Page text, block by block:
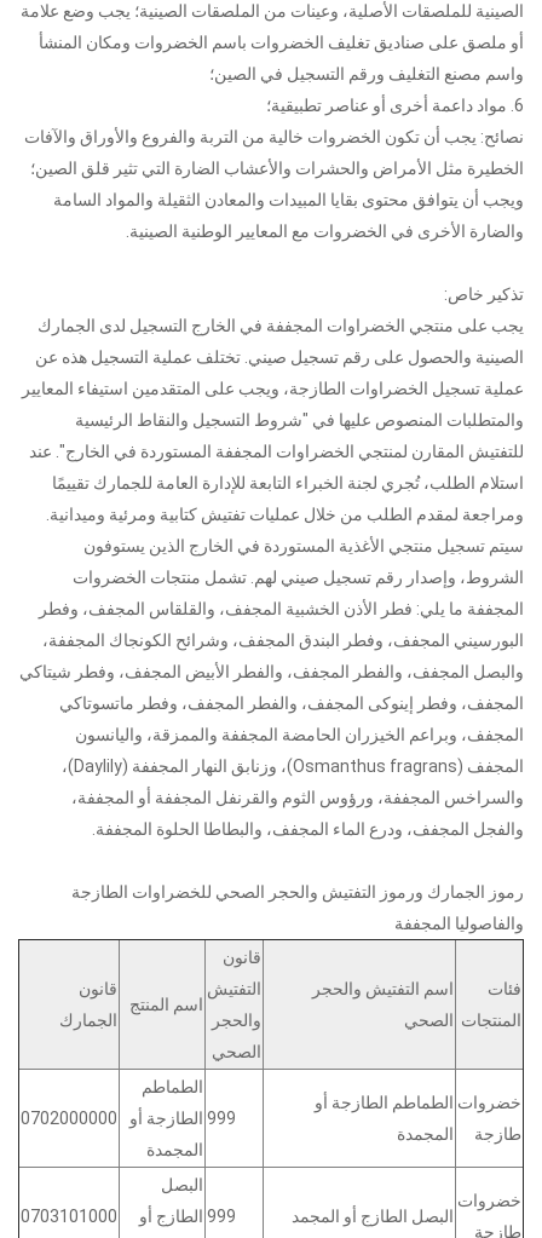
الصينية للملصقات الأصلية، وعينات من الملصقات الصينية؛ يجب وضع علامة
أو ملصق على صناديق تغليف الخضروات باسم الخضروات ومكان المنشأ
واسم مصنع التغليف ورقم التسجيل في الصين؛
6. مواد داعمة أخرى أو عناصر تطبيقية؛
نصائح: يجب أن تكون الخضروات خالية من التربة والفروع والأوراق والآفات
الخطيرة مثل الأمراض والحشرات والأعشاب الضارة التي تثير قلق الصين؛
ويجب أن يتوافق محتوى بقايا المبيدات والمعادن الثقيلة والمواد السامة
والضارة الأخرى في الخضروات مع المعايير الوطنية الصينية.
تذكير خاص:
يجب على منتجي الخضراوات المجففة في الخارج التسجيل لدى الجمارك
الصينية والحصول على رقم تسجيل صيني. تختلف عملية التسجيل هذه عن
عملية تسجيل الخضراوات الطازجة، ويجب على المتقدمين استيفاء المعايير
والمتطلبات المنصوص عليها في "شروط التسجيل والنقاط الرئيسية
للتفتيش المقارن لمنتجي الخضراوات المجففة المستوردة في الخارج". عند
استلام الطلب، تُجري لجنة الخبراء التابعة للإدارة العامة للجمارك تقييمًا
ومراجعة لمقدم الطلب من خلال عمليات تفتيش كتابية ومرئية وميدانية.
سيتم تسجيل منتجي الأغذية المستوردة في الخارج الذين يستوفون
الشروط، وإصدار رقم تسجيل صيني لهم. تشمل منتجات الخضروات
المجففة ما يلي: فطر الأذن الخشبية المجفف، والقلقاس المجفف، وفطر
البورسيني المجفف، وفطر البندق المجفف، وشرائح الكونجاك المجففة،
والبصل المجفف، والفطر المجفف، والفطر الأبيض المجفف، وفطر شيتاكي
المجفف، وفطر إينوكى المجفف، والفطر المجفف، وفطر ماتسوتاكي
المجفف، وبراعم الخيزران الحامضة المجففة والممزقة، واليانسون
المجفف (Osmanthus fragrans)، وزنابق النهار المجففة (Daylily)،
والسراخس المجففة، ورؤوس الثوم والقرنفل المجففة أو المجففة،
والفجل المجفف، ودرع الماء المجفف، والبطاطا الحلوة المجففة.
رموز الجمارك ورموز التفتيش والحجر الصحي للخضراوات الطازجة
والفاصوليا المجففة
قانون
الجمارك
اسم المنتج
قانون
التفتيش
والحجر
الصحي
اسم التفتيش والحجر
الصحي
فئات
المنتجات
0702000000
الطماطم
الطازجة أو
المجمدة
999
الطماطم الطازجة أو
المجمدة
خضروات
طازجة
0703101000
البصل
الطازج أو 999 البصل الطازج أو المجمد
خضروات
طازجة